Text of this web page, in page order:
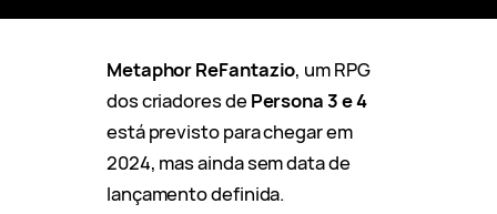
Metaphor ReFantazio, um RPG
dos criadores dePersona 3 e 4
está previsto para chegar em
2024, mas ainda sem data de
lançamento definida.